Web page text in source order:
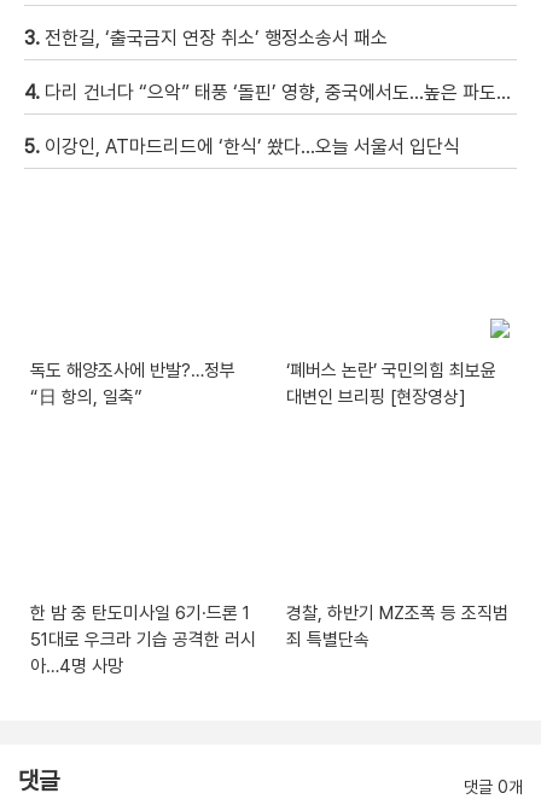
3. 전한길, ‘출국금지 연장 취소’ 행정소송서 패소
4. 다리 건너다 “으악” 태풍 ‘돌핀’ 영향, 중국에서도…높은 파도에 휩쓸려 9세 아이 실종 [현장영상]
5. 이강인, AT마드리드에 ‘한식’ 쐈다…오늘 서울서 입단식
독도 해양조사에 반발?…정부
“日 항의, 일축”
‘폐버스 논란’ 국민의힘 최보윤
대변인 브리핑 [현장영상]
한 밤 중 탄도미사일 6기·드론 1
51대로 우크라 기습 공격한 러시
아…4명 사망
경찰, 하반기 MZ조폭 등 조직범
죄 특별단속
댓글 댓글 0개